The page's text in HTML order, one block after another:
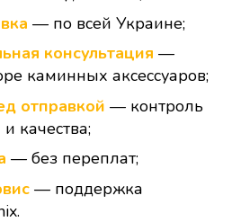
— по всей Украине;
консультация —
каминных аксессуаров;
отправкой — контроль
качества;
— без переплат;
— поддержка